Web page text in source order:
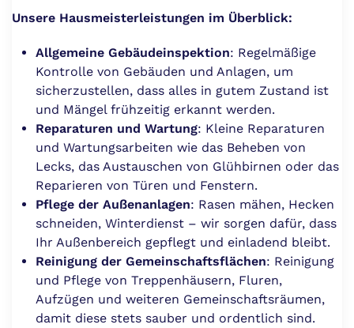
Unsere Hausmeisterleistungen im Überblick:
Allgemeine Gebäudeinspektion: Regelmäßige
Kontrolle von Gebäuden und Anlagen, um
sicherzustellen, dass alles in gutem Zustand ist
und Mängel frühzeitig erkannt werden.
Reparaturen und Wartung: Kleine Reparaturen
und Wartungsarbeiten wie das Beheben von
Lecks, das Austauschen von Glühbirnen oder das
Reparieren von Türen und Fenstern.
Pflege der Außenanlagen: Rasen mähen, Hecken
schneiden, Winterdienst – wir sorgen dafür, dass
Ihr Außenbereich gepflegt und einladend bleibt.
Reinigung der Gemeinschaftsflächen: Reinigung
und Pflege von Treppenhäusern, Fluren,
Aufzügen und weiteren Gemeinschaftsräumen,
damit diese stets sauber und ordentlich sind.